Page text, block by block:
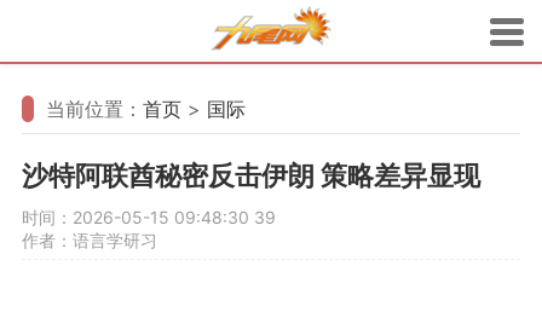
当前位置： 首页 > 国际
沙特阿联酋秘密反击伊朗 策略差异显现
时间：2026-05-15 09:48:30 39
作者：语言学研习